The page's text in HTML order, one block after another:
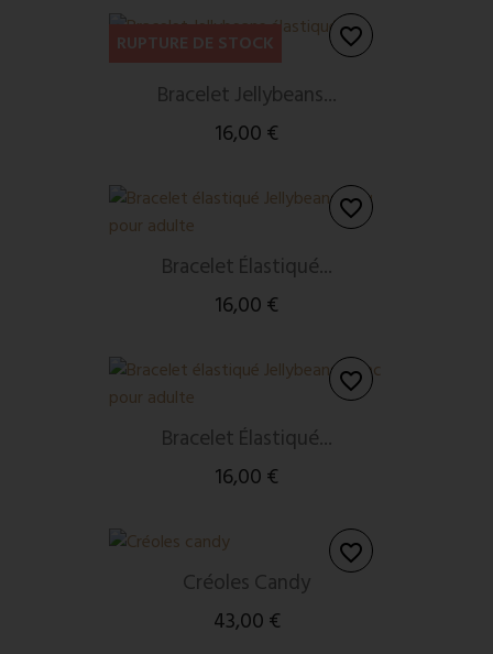
Bracelet Jellybeans...
16,00 €
RUPTURE DE STOCK favorite_border
Bracelet Élastiqué...
16,00 €
favorite_border
Bracelet Élastiqué...
16,00 €
favorite_border
Créoles Candy
43,00 €
favorite_border